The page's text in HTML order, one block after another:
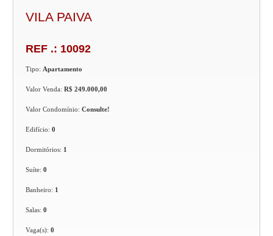
VILA PAIVA
REF .: 10092
Tipo: Apartamento
Valor Venda:R$ 249.000,00
Valor Condomínio:Consulte!
Edifício:0
Dormitórios: 1
Suíte:0
Banheiro: 1
Salas:0
Vaga(s):0